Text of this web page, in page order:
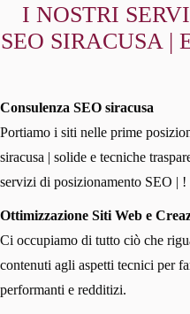
I NOSTRI
SEO SIRACUSA |
Consulenza SEO siracusa
Portiamo i siti nelle prime
siracusa | solide e tecniche
servizi di posizionamento SEO | !
Ottimizzazione Siti Web e
Ci occupiamo di tutto ciò che
contenuti agli aspetti tecnici per
performanti e redditizi.